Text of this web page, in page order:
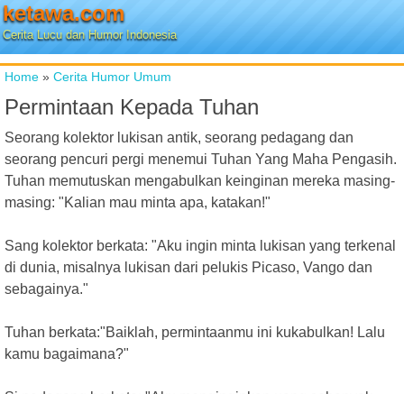
ketawa.com
Cerita Lucu dan Humor Indonesia
Home » Cerita Humor Umum
Permintaan Kepada Tuhan
Seorang kolektor lukisan antik, seorang pedagang dan
seorang pencuri pergi menemui Tuhan Yang Maha Pengasih.
Tuhan memutuskan mengabulkan keinginan mereka masing-
masing: "Kalian mau minta apa, katakan!"
Sang kolektor berkata: "Aku ingin minta lukisan yang terkenal
di dunia, misalnya lukisan dari pelukis Picaso, Vango dan
sebagainya."
Tuhan berkata:"Baiklah, permintaanmu ini kukabulkan! Lalu
kamu bagaimana?"